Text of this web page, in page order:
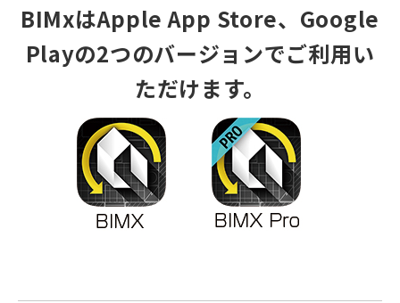
BIMxはApple App Store、Google
Playの2つのバージョンでご利用い
ただけます。